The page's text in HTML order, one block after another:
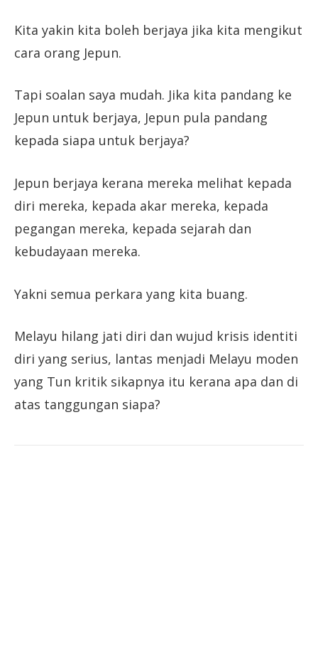
Kita yakin kita boleh berjaya jika kita mengikut
cara orang Jepun.
Tapi soalan saya mudah. Jika kita pandang ke
Jepun untuk berjaya, Jepun pula pandang
kepada siapa untuk berjaya?
Jepun berjaya kerana mereka melihat kepada
diri mereka, kepada akar mereka, kepada
pegangan mereka, kepada sejarah dan
kebudayaan mereka.
Yakni semua perkara yang kita buang.
Melayu hilang jati diri dan wujud krisis identiti
diri yang serius, lantas menjadi Melayu moden
yang Tun kritik sikapnya itu kerana apa dan di
atas tanggungan siapa?